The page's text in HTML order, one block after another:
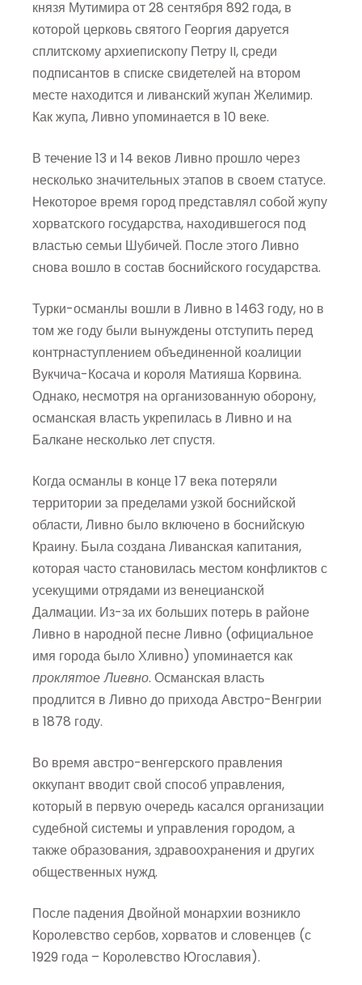
князя Мутимира от 28 сентября 892 года, в
которой церковь святого Георгия даруется
сплитскому архиепископу Петру II, среди
подписантов в списке свидетелей на втором
месте находится и ливанский жупан Желимир.
Как жупа, Ливно упоминается в 10 веке.
В течение 13 и 14 веков Ливно прошло через
несколько значительных этапов в своем статусе.
Некоторое время город представлял собой жупу
хорватского государства, находившегося под
властью семьи Шубичей. После этого Ливно
снова вошло в состав боснийского государства.
Турки-османлы вошли в Ливно в 1463 году, но в
том же году были вынуждены отступить перед
контрнаступлением объединенной коалиции
Вукчича-Косача и короля Матияша Корвина.
Однако, несмотря на организованную оборону,
османская власть укрепилась в Ливно и на
Балкане несколько лет спустя.
Когда османлы в конце 17 века потеряли
территории за пределами узкой боснийской
области, Ливно было включено в боснийскую
Краину. Была создана Ливанская капитания,
которая часто становилась местом конфликтов с
усекущими отрядами из венецианской
Далмации. Из-за их больших потерь в районе
Ливно в народной песне Ливно (официальное
имя города было Хливно) упоминается как
проклятое Лиевно. Османская власть
продлится в Ливно до прихода Австро-Венгрии
в 1878 году.
Во время австро-венгерского правления
оккупант вводит свой способ управления,
который в первую очередь касался организации
судебной системы и управления городом, а
также образования, здравоохранения и других
общественных нужд.
После падения Двойной монархии возникло
Королевство сербов, хорватов и словенцев (с
1929 года – Королевство Югославия).